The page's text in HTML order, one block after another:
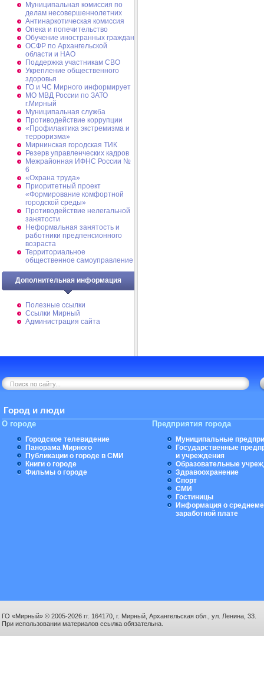
Муниципальная комиссия по
делам несовершеннолетних
Антинаркотическая комиссия
Опека и попечительство
Обучение иностранных граждан
ОСФР по Архангельской
области и НАО
Поддержка участникам СВО
Укрепление общественного
здоровья
ГО и ЧС Мирного информирует
МО МВД России по ЗАТО
г.Мирный
Муниципальная cлужба
Противодействие коррупции
«Профилактика экстремизма и
терроризма»
Мирнинская городская ТИК
Резерв управленческих кадров
Межрайонная ИФНС России №
6
«Охрана труда»
Приоритетный проект
«Формирование комфортной
городской среды»
Противодействие нелегальной
занятости
Неформальная занятость и
работники предпенсионного
возраста
Территориальное
общественное самоуправление
Дополнительная информация
Полезные ссылки
Ссылки Мирный
Администрация сайта
Город и люди
О городе
Городское телевидение
Панорама Мирного
Публикации о городе в СМИ
Книги о городе
Фильмы о городе
Предприятия города
Муниципальные
Государственные
и учреждения
Образовательные
Здравоохранение
Спорт
СМИ
Гостиницы
Информация о
заработной плате
ГО «Мирный» © 2005-2026 гг. 164170, г. Мирный, Архангельская обл., ул. Ленина, 33.
При использовании материалов ссылка обязательна.